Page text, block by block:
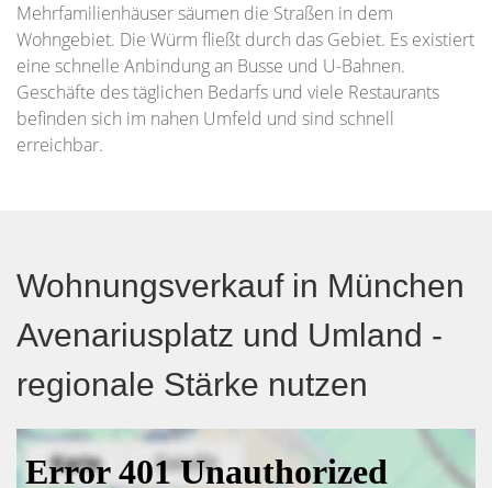
Mehrfamilienhäuser säumen die Straßen in dem
Wohngebiet. Die Würm fließt durch das Gebiet. Es existiert
eine schnelle Anbindung an Busse und U-Bahnen.
Geschäfte des täglichen Bedarfs und viele Restaurants
befinden sich im nahen Umfeld und sind schnell
erreichbar.
Wohnungsverkauf in München
Avenariusplatz und Umland -
regionale Stärke nutzen